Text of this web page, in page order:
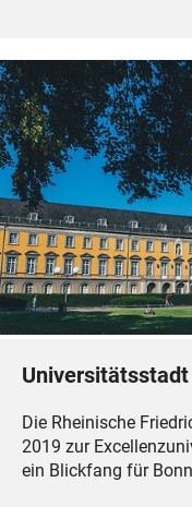
Universitätsstadt
Die Rheinische
2019 zur
ein Blickfang für